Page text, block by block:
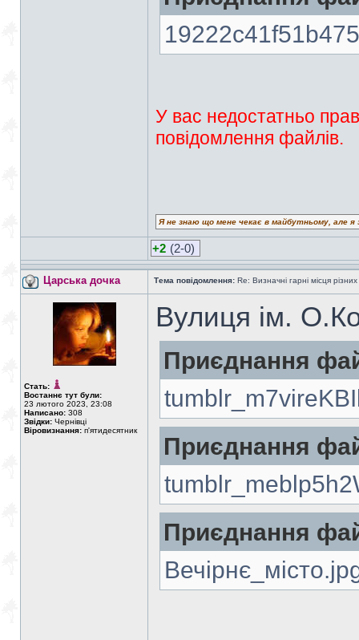
У вас недостатньо
повідомлення файлів.
Я не знаю що мене чекає в майбутньому, але
+2 (2-0)
Царська дочка Тема повідомлення: Re: Визначні гарні місця
Стать:
Востаннє тут були:
23 лютого 2023, 23:08
Написано: 308
Звідки: Чернівці
Віровизнання: п'ятидесятник
Вулиця ім.
Приєднання
Приєднання
Приєднання